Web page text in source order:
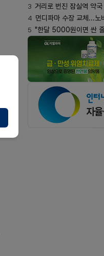
3 거리로 번진 잠실역 약국 논
4 먼디파마 수장 교체...노바
5 "한달 5000원이면 싼 줄 알았